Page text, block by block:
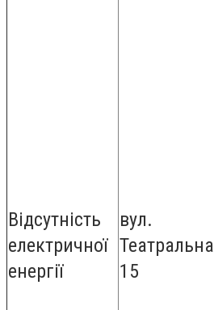
Відсутність
електричної
енергії
вул.
Театральна
15